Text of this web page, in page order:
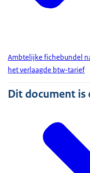
Ambtelijke fichebundel
het verlaagde btw-tarief
Dit document is